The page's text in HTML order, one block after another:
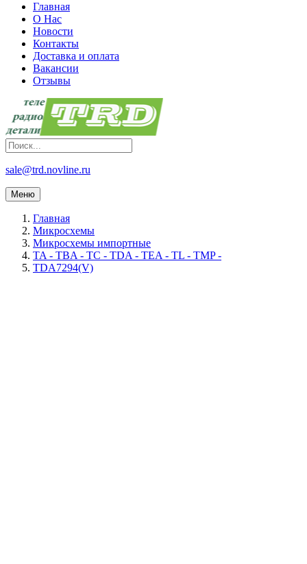
Главная
О Нас
Новости
Контакты
Доставка и оплата
Вакансии
Отзывы
sale@trd.novline.ru
Меню
Главная
Микросхемы
Микросхемы импортные
TA - TBA - TC - TDA - TEA - TL - TMP -
TDA7294(V)